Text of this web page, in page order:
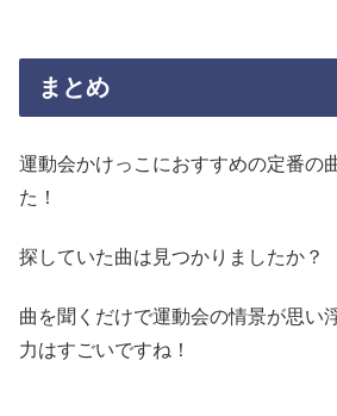
まとめ
運動会かけっこにおすすめの定番の
た！
探していた曲は見つかりましたか？
曲を聞くだけで運動会の情景が思い
力はすごいですね！